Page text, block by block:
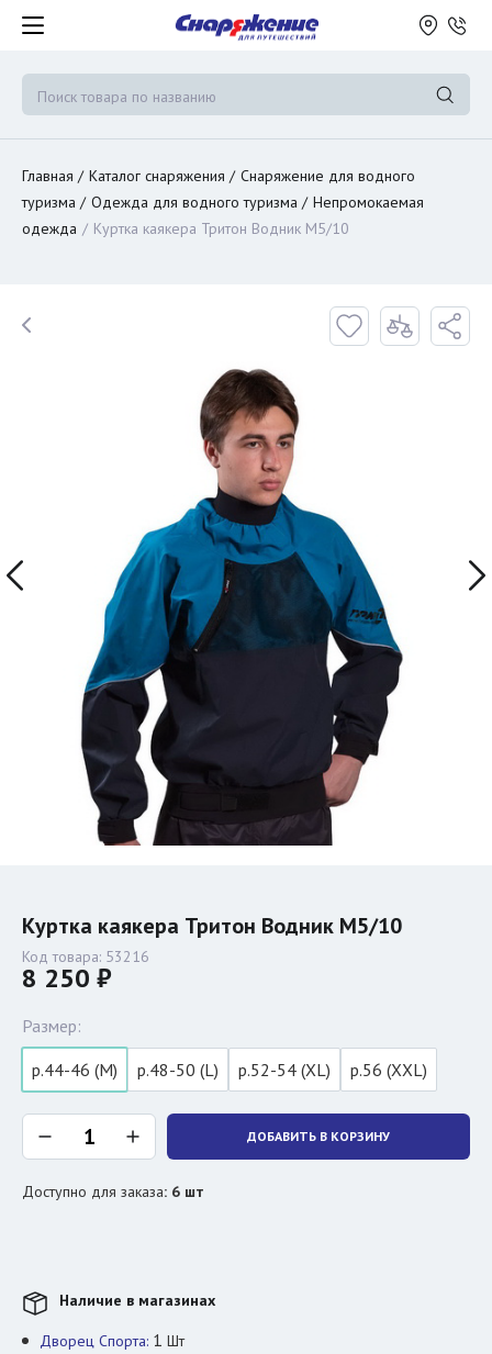
Главная Каталог снаряжения
Снаряжение для водного
туризма
Одежда для водного туризма
Непромокаемая
одежда
Куртка каякера Тритон Водник M5/10
Куртка каякера Тритон Водник M5/10
Код товара: 53216
8 250 ₽
Размер:
р.44-46 (M)
р.48-50 (L) р.52-54 (XL) р.56 (XXL)
ДОБАВИТЬ В КОРЗИНУ
Доступно для заказа: 6 шт
Наличие в магазинах
Дворец Спорта: 1 Шт